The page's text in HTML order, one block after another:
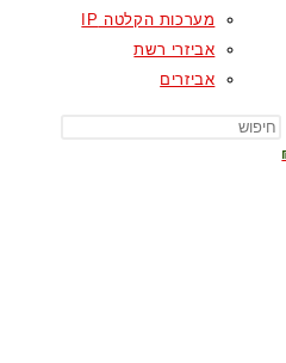
מערכות הקלטה IP
אביזרי רשת
אביזרים